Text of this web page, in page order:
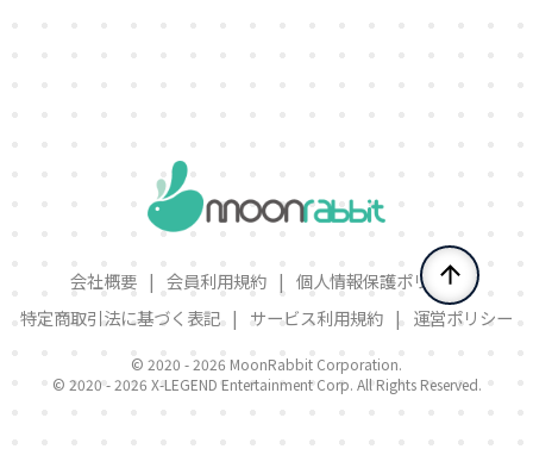
会社概要 | 会員利用規約 | 個人情報保護ポリシー
特定商取引法に基づく表記 | サービス利用規約 | 運営ポリシー
© 2020 -2026 MoonRabbit Corporation.
© 2020 -2026 X-LEGEND Entertainment Corp. All Rights Reserved.